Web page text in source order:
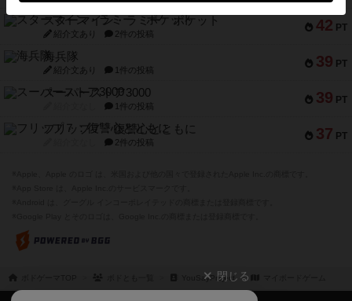
42 PT
スターマイン・ラミー ポケット
紹介文あり 2件の投稿
39 PT
海兵隊
紹介文あり 1件の投稿
39 PT
スーパーストア3000
1件の投稿
37 PT
フリップ７：復讐心とともに
2件の投稿
YouSayProject閉じる